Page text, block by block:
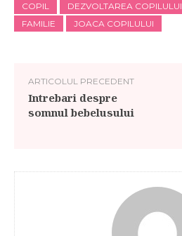
COPIL DEZVOLTAREA COPILULUI
FAMILIE
JOACA COPILULUI
ARTICOLUL PRECEDENT
Intrebari despre
somnul bebelusului